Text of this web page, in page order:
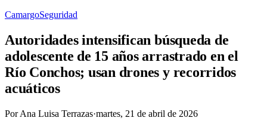
CamargoSeguridad
Autoridades intensifican búsqueda de
adolescente de 15 años arrastrado en el
Río Conchos; usan drones y recorridos
acuáticos
PorAna Luisa Terrazas·martes, 21 de abril de 2026